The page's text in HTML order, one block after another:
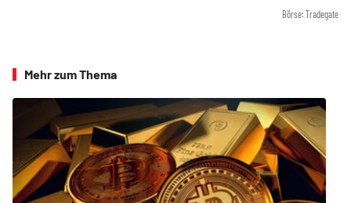
Börse: Tradegate
Mehr zum Thema